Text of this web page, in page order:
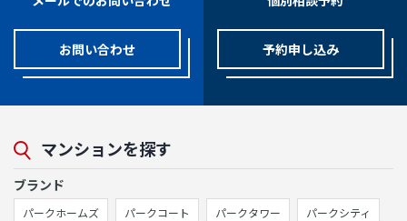
お問い合わせ 予約申し込み
マンションを探す
ブランド
パークホームズ パークコート パークタワー パークシティ